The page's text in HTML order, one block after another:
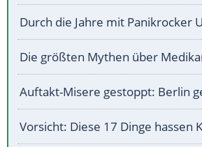
Durch die Jahre mit Panikrocker
Die größten Mythen über
Auftakt-Misere gestoppt: Berlin
Vorsicht: Diese 17 Dinge hassen